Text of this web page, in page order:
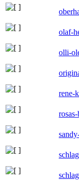
olaf-
olli-
rene-